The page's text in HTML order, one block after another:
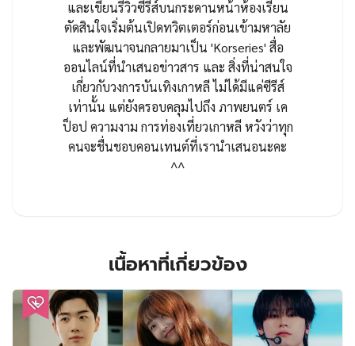
และเขียนรีวิวซีรีส์บนกระดานหน้าห้องเรียน
ตัดสินใจเริ่มต้นเปิดทวิตเตอร์ก่อนเข้ามหาลัย
และพัฒนาจนกลายมาเป็น 'Korseries' สื่อ
ออนไลน์ที่นำเสนอข่าวสาร และ สิ่งที่น่าสนใจ
เกี่ยวกับวงการบันเทิงเกาหลี ไม่ได้มีแค่ซีรีส์
เท่านั้น แต่ยังครอบคลุมไปถึง ภาพยนตร์ เค
ป็อป ความงาม การท่องเที่ยวเกาหลี หวังว่าทุก
คนจะชื่นชอบคอนเทนต์ที่เรานำเสนอนะคะ
^^
เนื้อหาที่เกี่ยวข้อง